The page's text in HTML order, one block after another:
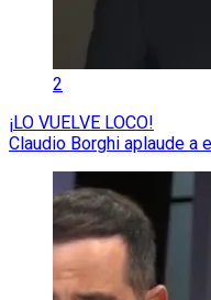
2
¡LO VUELVE LOCO!
Claudio Borghi aplaude a